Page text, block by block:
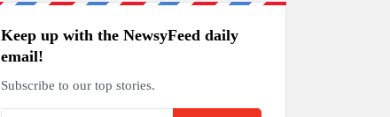
Keep up with the NewsyFeed daily
email!
Subscribe to our top stories.